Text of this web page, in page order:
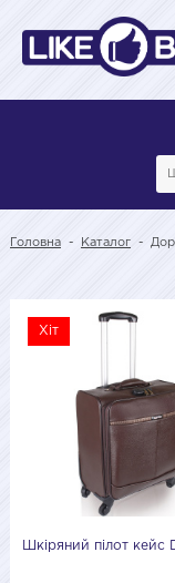
Головна - Каталог -
Хіт
Шкіряний пілот кейс